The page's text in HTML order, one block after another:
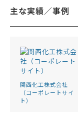
主な実績／事例
関西化工株式会社
（コーポレートサイ
ト）